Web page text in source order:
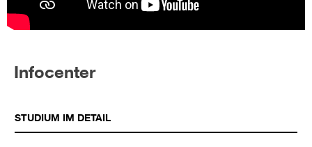
Infocenter
STUDIUM IM DETAIL